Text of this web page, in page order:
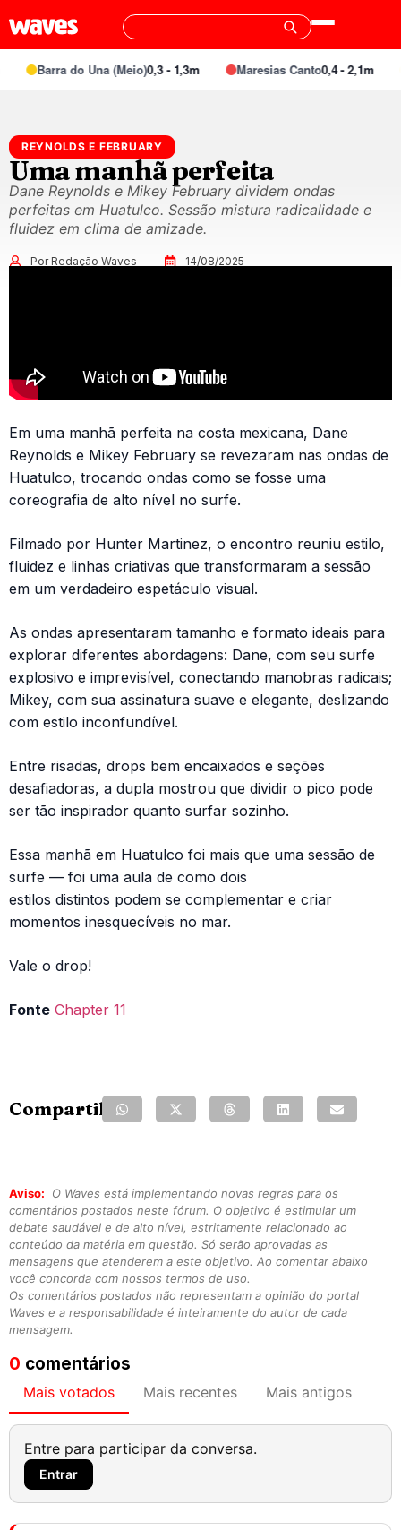
Barra do Una (Meio)0,3 - 1,3m Maresias Canto0,4 - 2,1m
REYNOLDS E FEBRUARY
Uma manhã perfeita
Dane Reynolds e Mikey February dividem ondas
perfeitas em Huatulco. Sessão mistura radicalidade e
fluidez em clima de amizade.
Por Redação Waves 14/08/2025
Em uma manhã perfeita na costa mexicana, Dane
Reynolds e Mikey February se revezaram nas ondas de
Huatulco, trocando ondas como se fosse uma
coreografia de alto nível no surfe.
Filmado por Hunter Martinez, o encontro reuniu estilo,
fluidez e linhas criativas que transformaram a sessão
em um verdadeiro espetáculo visual.
As ondas apresentaram tamanho e formato ideais para
explorar diferentes abordagens: Dane, com seu surfe
explosivo e imprevisível, conectando manobras radicais;
Mikey, com sua assinatura suave e elegante, deslizando
com estilo inconfundível.
Entre risadas, drops bem encaixados e seções
desafiadoras, a dupla mostrou que dividir o pico pode
ser tão inspirador quanto surfar sozinho.
Essa manhã em Huatulco foi mais que uma sessão de
surfe — foi uma aula de como dois
estilos distintos podem se complementar e criar
momentos inesquecíveis no mar.
Vale o drop!
Fonte Chapter 11
Compartilhe:
Aviso:
O Waves está implementando novas regras para os
comentários postados neste fórum. O objetivo é estimular um
debate saudável e de alto nível, estritamente relacionado ao
conteúdo da matéria em questão. Só serão aprovadas as
mensagens que atenderem a este objetivo. Ao comentar abaixo
você concorda com nossos termos de uso.
Os comentários postados não representam a opinião do portal
Waves e a responsabilidade é inteiramente do autor de cada
mensagem.
0 comentários
Mais votados Mais recentes Mais antigos
Entre para participar da conversa.
Entrar